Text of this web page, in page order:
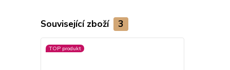
Související zboží 3
TOP produkt